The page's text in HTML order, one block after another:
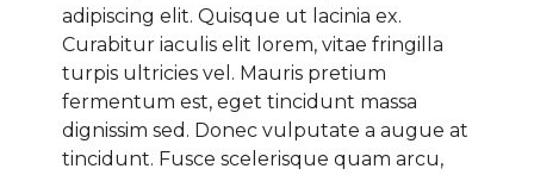
adipiscing elit. Quisque ut lacinia ex.
Curabitur iaculis elit lorem, vitae fringilla
turpis ultricies vel. Mauris pretium
fermentum est, eget tincidunt massa
dignissim sed. Donec vulputate a augue at
tincidunt. Fusce scelerisque quam arcu,